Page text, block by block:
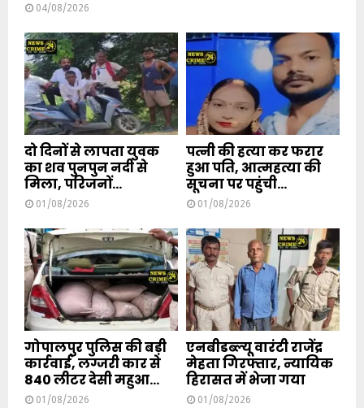
04/08/2026
दो दिनों से लापता युवक
का शव पुनपुन नदी से
मिला, परिजनों...
01/08/2026
पत्नी की हत्या कर फरार
हुआ पति, आत्महत्या की
सूचना पर पहुंची...
01/08/2026
गोपालपुर पुलिस की बड़ी
कार्रवाई, लग्जरी कार से
840 लीटर देसी महुआ...
01/08/2026
एनबीडब्ल्यू वारंटी राजेंद्र
मेहता गिरफ्तार, न्यायिक
हिरासत में भेजा गया
01/08/2026